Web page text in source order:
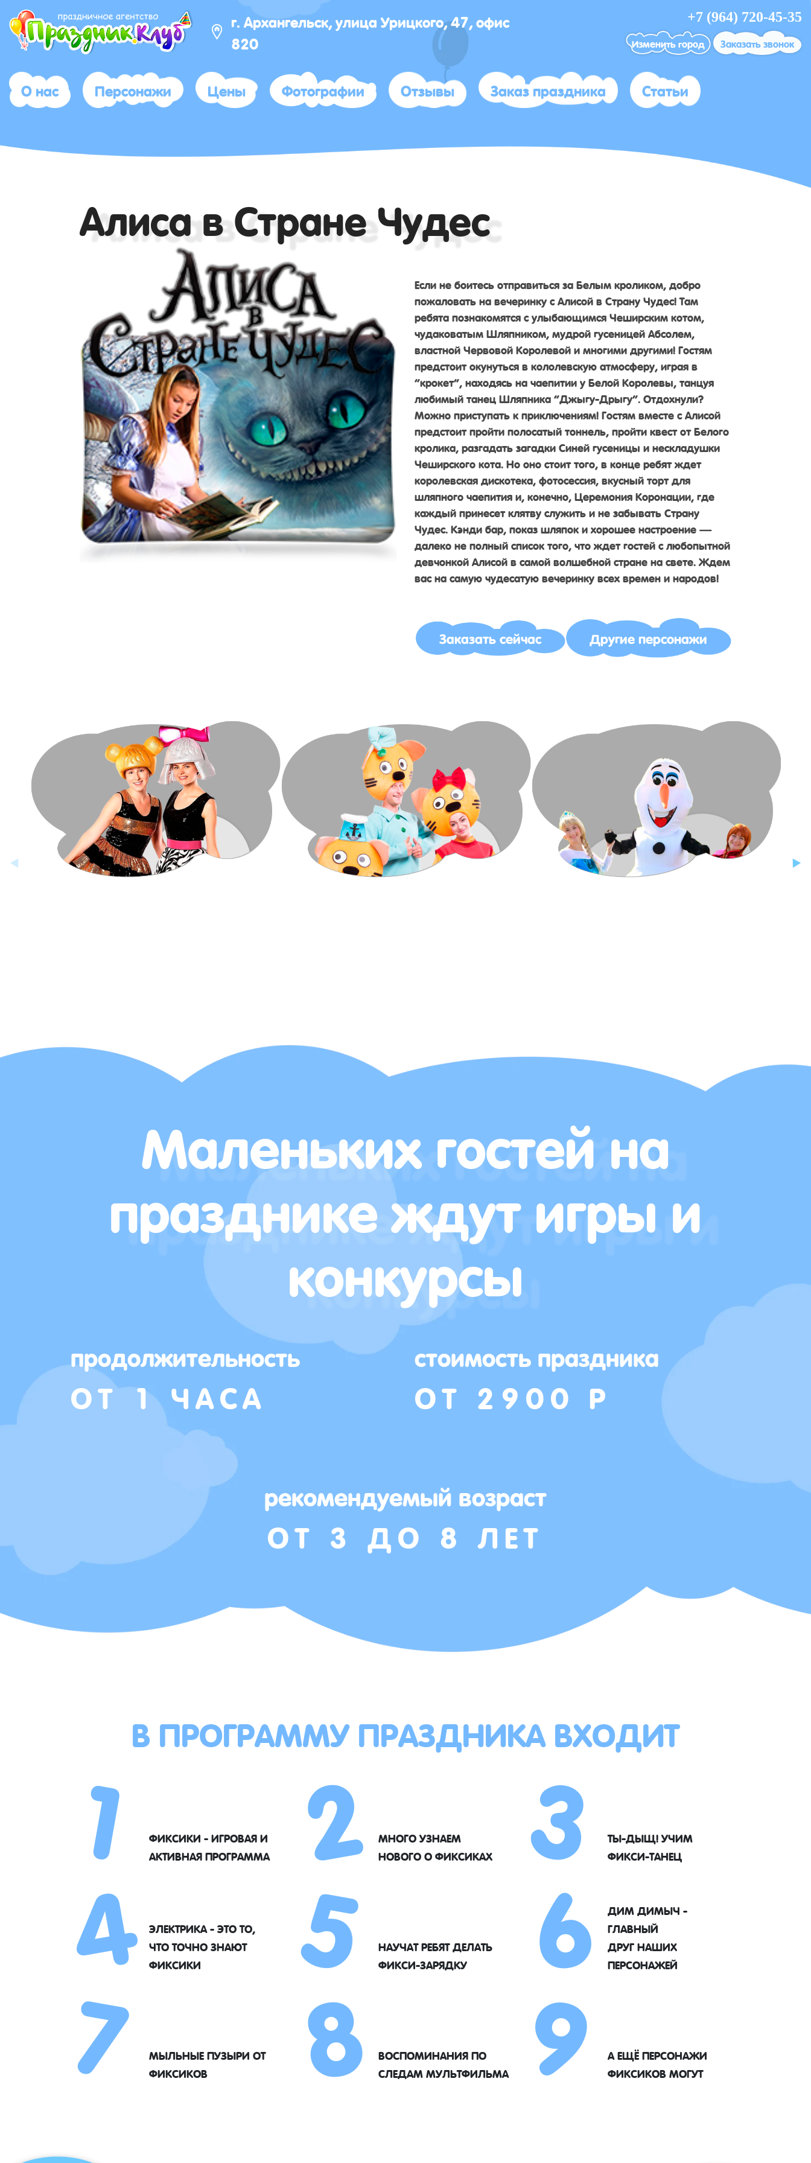
г. Архангельск, улица Урицкого, 47, офис
820
+7 (964) 720-45-35
Изменить город Заказать звонок
О нас Персонажи Цены Фотографии Отзывы Заказ праздника Статьи
Алиса в Стране Чудес
Если не боитесь отправиться за Белым кроликом, добро
пожаловать на вечеринку с Алисой в Страну Чудес! Там
ребята познакомятся с улыбающимся Чеширским котом,
чудаковатым Шляпником, мудрой гусеницей Абсолем,
властной Червовой Королевой и многими другими! Гостям
предстоит окунуться в кололевскую атмосферу, играя в
“крокет”, находясь на чаепитии у Белой Королевы, танцуя
любимый танец Шляпника “Джыгу-Дрыгу”. Отдохнули?
Можно приступать к приключениям! Гостям вместе с Алисой
предстоит пройти полосатый тоннель, пройти квест от Белого
кролика, разгадать загадки Синей гусеницы и нескладушки
Чеширского кота. Но оно стоит того, в конце ребят ждет
королевская дискотека, фотосессия, вкусный торт для
шляпного чаепития и, конечно, Церемония Коронации, где
каждый принесет клятву служить и не забывать Страну
Чудес. Кэнди бар, показ шляпок и хорошее настроение —
далеко не полный список того, что ждет гостей с любопытной
девчонкой Алисой в самой волшебной стране на свете. Ждем
вас на самую чудесатую вечеринку всех времен и народов!
Заказать сейчас Другие персонажи
Маленьких гостей на
празднике ждут игры и
конкурсы
продолжительность
ОТ 1 ЧАСА
стоимость праздника
ОТ 2900 Р
рекомендуемый возраст
ОТ 3 ДО 8 ЛЕТ
В ПРОГРАММУ ПРАЗДНИКА ВХОДИТ
1ФИКСИКИ - ИГРОВАЯ И
АКТИВНАЯ ПРОГРАММА
2МНОГО УЗНАЕМ
НОВОГО О ФИКСИКАХ
3ТЫ-ДЫЩ! УЧИМ
ФИКСИ-ТАНЕЦ
4ЭЛЕКТРИКА - ЭТО ТО,
ЧТО ТОЧНО ЗНАЮТ
ФИКСИКИ
5НАУЧАТ РЕБЯТ ДЕЛАТЬ
ФИКСИ-ЗАРЯДКУ
6ДИМ ДИМЫЧ -
ГЛАВНЫЙ
ДРУГ НАШИХ
ПЕРСОНАЖЕЙ
7МЫЛЬНЫЕ ПУЗЫРИ ОТ
ФИКСИКОВ
8ВОСПОМИНАНИЯ ПО
СЛЕДАМ МУЛЬТФИЛЬМА
9А ЕЩЁ ПЕРСОНАЖИ
ФИКСИКОВ МОГУТ